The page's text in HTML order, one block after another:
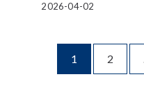
2026-04-02
1 2